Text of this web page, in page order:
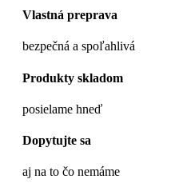
Vlastná preprava
bezpečná a spoľahlivá
Produkty skladom
posielame hneď
Dopytujte sa
aj na to čo nemáme